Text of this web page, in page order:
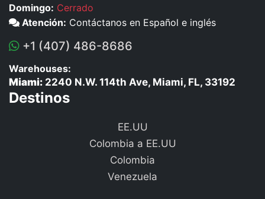
Domingo: Cerrado
Atención: Contáctanos en Español e inglés
+1 (407) 486-8686
Warehouses:
Miami: 2240 N.W. 114th Ave, Miami, FL, 33192
Destinos
EE.UU
Colombia a EE.UU
Colombia
Venezuela